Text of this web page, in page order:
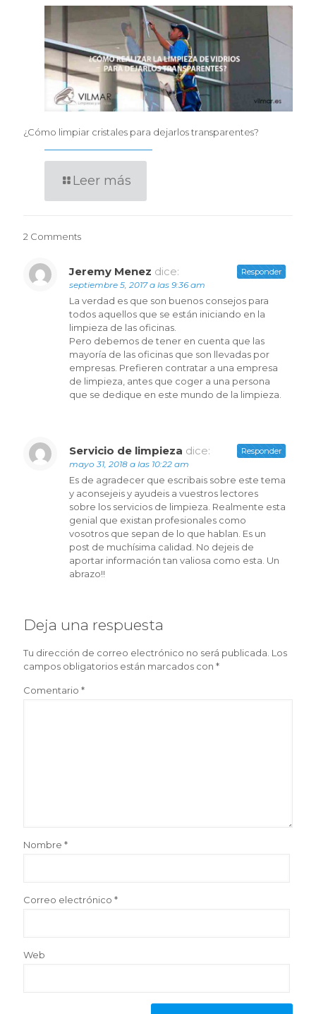
¿Cómo limpiar cristales para dejarlos transparentes?
Leer más
2 Comments
Jeremy Menez dice:
septiembre 5, 2017 a las 9:36 am
La verdad es que son buenos consejos para
todos aquellos que se están iniciando en la
limpieza de las oficinas.
Pero debemos de tener en cuenta que las
mayoría de las oficinas que son llevadas por
empresas. Prefieren contratar a una empresa
de limpieza, antes que coger a una persona
que se dedique en este mundo de la limpieza.
Responder
Servicio de limpieza dice:
mayo 31, 2018 a las 10:22 am
Es de agradecer que escribais sobre este tema
y aconsejeis y ayudeis a vuestros lectores
sobre los servicios de limpieza. Realmente esta
genial que existan profesionales como
vosotros que sepan de lo que hablan. Es un
post de muchísima calidad. No dejeis de
aportar información tan valiosa como esta. Un
abrazo!!
Responder
Deja una respuesta
Tu dirección de correo electrónico no será publicada. Los
campos obligatorios están marcados con *
Comentario *
Nombre *
Correo electrónico *
Web